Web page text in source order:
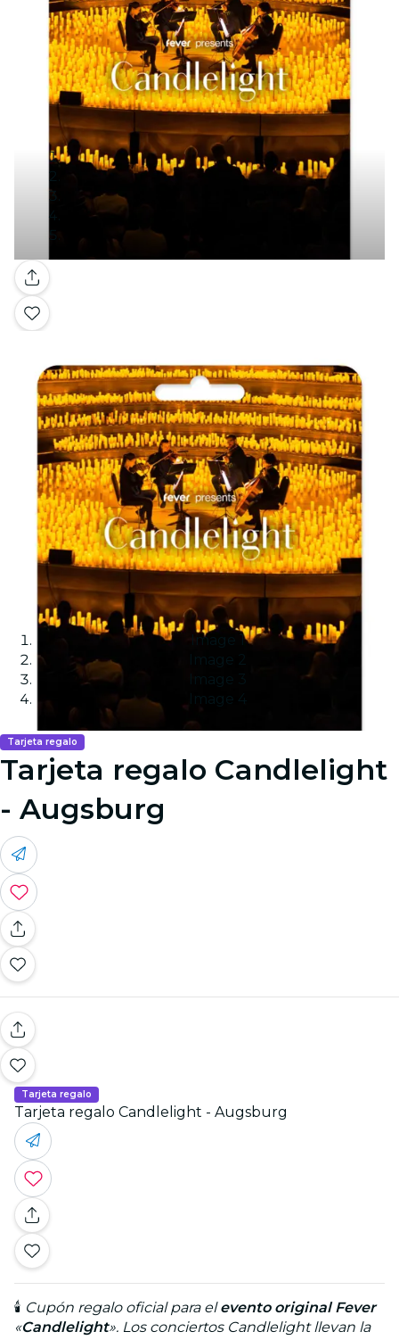
Galería
Image 1
Image 2
Image 3
Image 4
Tarjeta regalo
Tarjeta regalo Candlelight
- Augsburg
Tarjeta regalo
Tarjeta regalo Candlelight - Augsburg
🕯️ Cupón regalo oficial para elevento original Fever
«Candlelight». Los conciertos Candlelight llevan la